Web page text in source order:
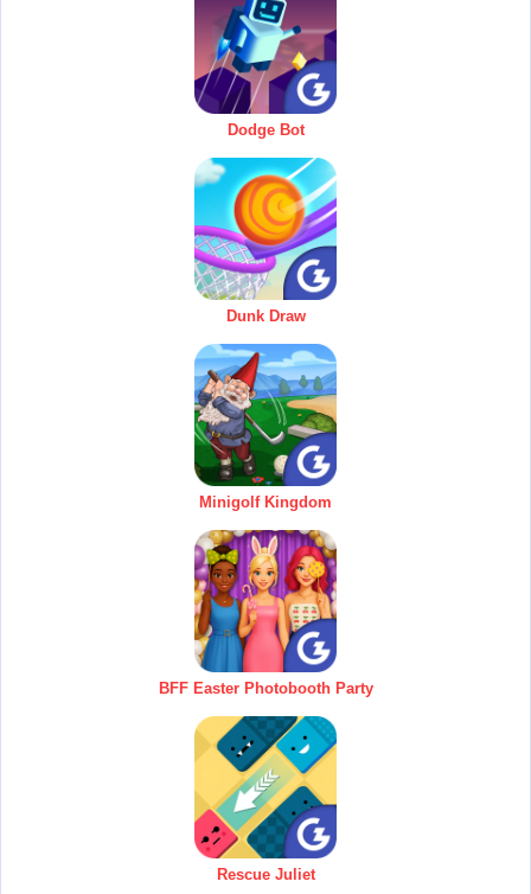
Dodge Bot
Dunk Draw
Minigolf Kingdom
BFF Easter Photobooth Party
Rescue Juliet